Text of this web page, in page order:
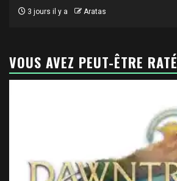
3 jours il y a Aratas
VOUS AVEZ PEUT-ÊTRE RATÉ